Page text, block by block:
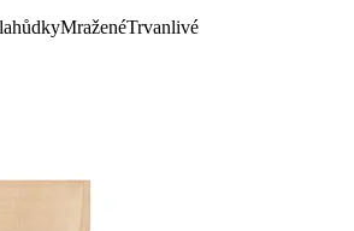
MraženéTrvanlivé